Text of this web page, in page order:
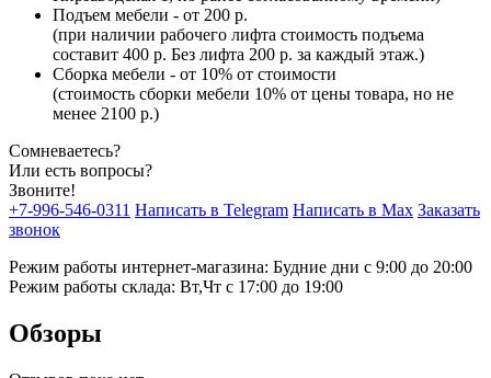
Подъем мебели - от 200 р.
(при наличии рабочего лифта стоимость подъема
составит 400 р. Без лифта 200 р. за каждый этаж.)
Сборка мебели - от 10% от стоимости
(стоимость сборки мебели 10% от цены товара, но не
менее 2100 р.)
Сомневаетесь?
Или есть вопросы?
Звоните!
+7-996-546-0311 Написать в Telegram Написать в Max Заказать
звонок
Режим работы интернет-магазина: Будние дни с 9:00 до 20:00
Режим работы склада: Вт,Чт с 17:00 до 19:00
Обзоры